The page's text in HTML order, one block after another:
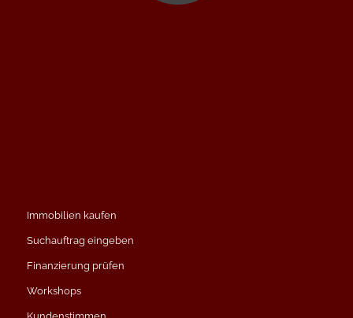
Immobilien kaufen
Suchauftrag eingeben
Finanzierung prüfen
Workshops